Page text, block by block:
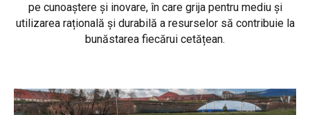
pe cunoaștere și inovare, în care grija pentru mediu și
utilizarea rațională și durabilă a resurselor să contribuie la
bunăstarea fiecărui cetățean.